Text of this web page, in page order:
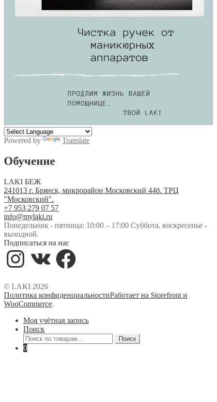
Powered by Translate
Обучение
LAKI БЕЖ
241013 г. Брянск, микрорайон Московский 44б. ТРЦ
"Московский".
+7 953 279 07 57
info@mylaki.ru
Понедельник - пятница: 10:00 – 17:00 Суббота, воскресенье -
выходной.
Подписаться на нас
Instagram
Facebook
© LAKI 2026
Политика конфиденциальностиРаботает на Storefront и
WooCommerce.
Моя учётная запись
Поиск
Искать:
Поиск
0